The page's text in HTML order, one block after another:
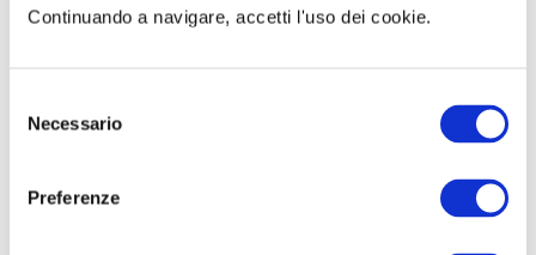
Continuando a navigare, accetti l'uso dei cookie.
Necessario
Preferenze
Napoli
Bologna
Forlì-Cesena